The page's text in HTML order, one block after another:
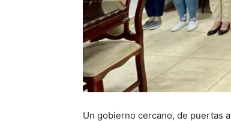
Un gobierno cercano, de puertas